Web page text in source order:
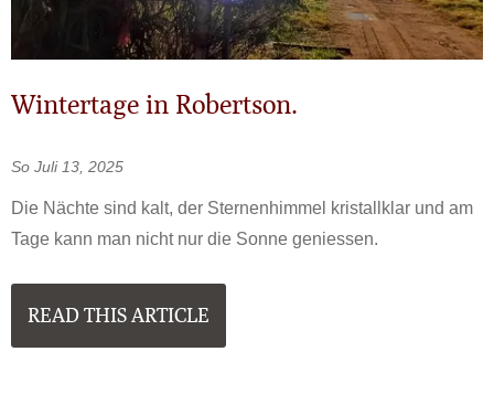
Wintertage in Robertson.
So Juli 13, 2025
Die Nächte sind kalt, der Sternenhimmel kristallklar und am
Tage kann man nicht nur die Sonne geniessen.
READ THIS ARTICLE